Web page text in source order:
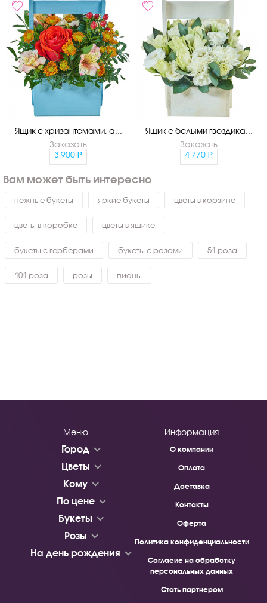
Ящик с хризантемами, а...
Заказать
3 900
Ящик с белыми гвоздика...
Заказать
4 770
Вам может быть интересно
нежные букеты яркие букеты цветы в корзине
цветы в коробке цветы в ящике
букеты с герберами букеты с розами 51 роза
101 роза розы пионы
Меню
Город
Цветы
Кому
По цене
Букеты
Розы
На день рождения
Информация
О компании
Оплата
Доставка
Контакты
Оферта
Политика конфиденциальности
Согласие на обработку
персональных данных
Стать партнером